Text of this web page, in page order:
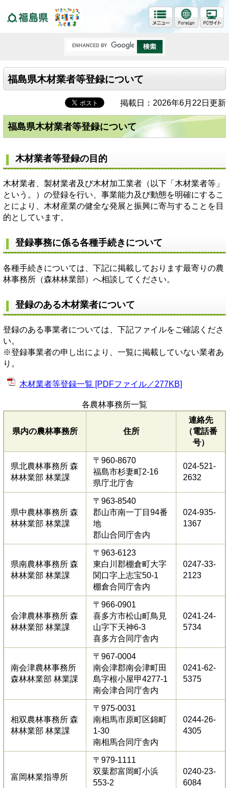
福島県木材業者等登録について
掲載日：2026年6月22日更新
福島県木材業者等登録について
木材業者等登録の目的
木材業者、製材業者及び木材加工業者（以下「木材業者等」
という。）の登録を行い、事業能力及び動態を明確にするこ
とにより、木材産業の健全な発展と振興に寄与することを目
的としています。
登録事務に係る各種手続きについて
各種手続きについては、下記に掲載しております最寄りの農
林事務所（森林林業部）へ相談してください。
登録のある木材業者について
登録のある事業者については、下記ファイルをご確認くださ
い。
※登録事業者の申し出により、一覧に掲載していない業者あ
り。
木材業者等登録一覧 [PDFファイル／277KB]
各農林事務所一覧
県内の農林事務所 住所
連絡先
（電話番
号）
県北農林事務所 森
林林業部 林業課
〒960-8670
福島市杉妻町2-16
県庁北庁舎
024-521-
2632
県中農林事務所 森
林林業部 林業課
〒963-8540
郡山市南一丁目94番
地
郡山合同庁舎内
024-935-
1367
県南農林事務所 森
林林業部 林業課
〒963-6123
東白川郡棚倉町大字
関口字上志宝50-1
棚倉合同庁舎内
0247-33-
2123
会津農林事務所 森
林林業部 林業課
〒966-0901
喜多方市松山町鳥見
山字下天神6-3
喜多方合同庁舎内
0241-24-
5734
南会津農林事務所
森林林業部 林業課
〒967-0004
南会津郡南会津町田
島字根小屋甲4277-1
南会津合同庁舎内
0241-62-
5375
相双農林事務所 森
林林業部 林業課
〒975-0031
南相馬市原町区錦町
1-30
南相馬合同庁舎内
0244-26-
4305
富岡林業指導所
〒979-1111
双葉郡富岡町小浜
553-2
0240-23-
6084